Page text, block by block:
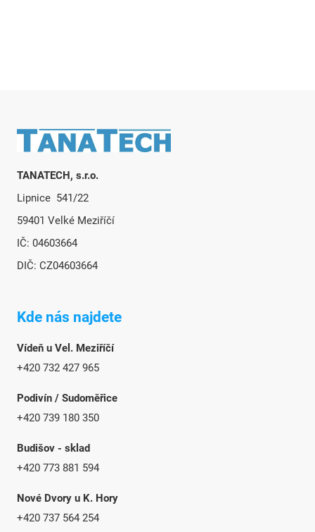
Zápatí
TANATECH, s.r.o.
Lipnice 541/22
59401 Velké Meziříčí
IČ: 04603664
DIČ: CZ04603664
Kde nás najdete
Vídeň u Vel. Meziříčí
+420 732 427 965
Podivín / Sudoměřice
+420 739 180 350
Budišov - sklad
+420 773 881 594
Nové Dvory u K. Hory
+420 737 564 254